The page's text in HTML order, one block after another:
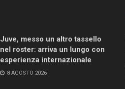
Juve, messo un altro tassello
nel roster: arriva un lungo con
esperienza internazionale
8 AGOSTO 2026